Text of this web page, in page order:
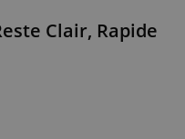
Clair, Rapide